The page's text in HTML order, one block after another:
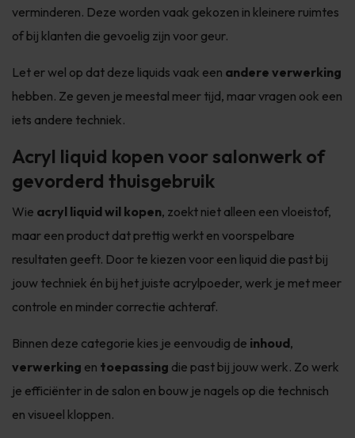
verminderen. Deze worden vaak gekozen in kleinere ruimtes
of bij klanten die gevoelig zijn voor geur.
Let er wel op dat deze liquids vaak een andere verwerking
hebben. Ze geven je meestal meer tijd, maar vragen ook een
iets andere techniek.
Acryl liquid kopen voor salonwerk of
gevorderd thuisgebruik
Wie acryl liquid wil kopen, zoekt niet alleen een vloeistof,
maar een product dat prettig werkt en voorspelbare
resultaten geeft. Door te kiezen voor een liquid die past bij
jouw techniek én bij het juiste acrylpoeder, werk je met meer
controle en minder correctie achteraf.
Binnen deze categorie kies je eenvoudig de inhoud,
verwerking en toepassing die past bij jouw werk. Zo werk
je efficiënter in de salon en bouw je nagels op die technisch
en visueel kloppen.